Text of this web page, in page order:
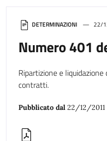
DETERMINAZIONI 22/
Numero 401
Ripartizione e
contratti.
Pubblicato dal 22/12/2011